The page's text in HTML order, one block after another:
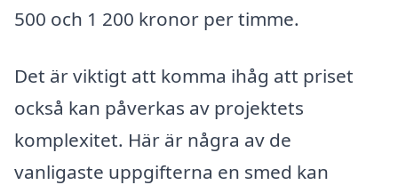
500 och 1 200 kronor per timme.
Det är viktigt att komma ihåg att priset
också kan påverkas av projektets
komplexitet. Här är några av de
vanligaste uppgifterna en smed kan